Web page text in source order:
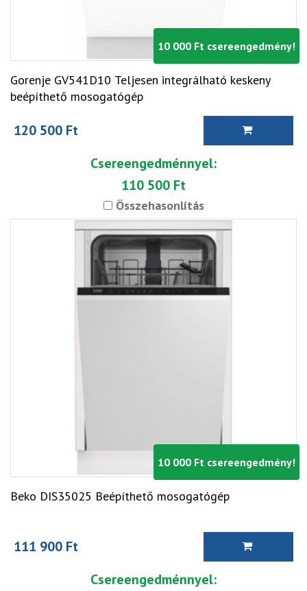
10 000 Ft csereengedmény!
Gorenje GV541D10 Teljesen integrálható keskeny
beépíthető mosogatógép
120 500 Ft
Csereengedménnyel:
110 500 Ft
Összehasonlítás
10 000 Ft csereengedmény!
Beko DIS35025 Beépíthető mosogatógép
111 900 Ft
Csereengedménnyel: